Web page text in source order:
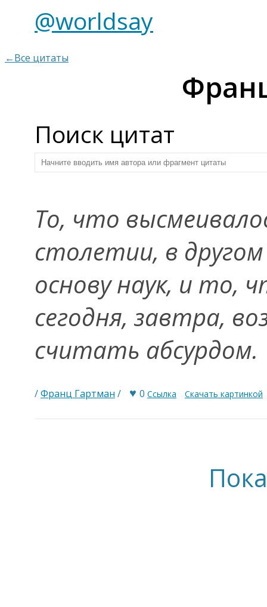
@worldsay
←Все цитаты
Поиск цитат
То, что
столетии, в
основу наук, и то,
сегодня, завтра,
считать абсурдом.
/Франц Гартман / ♥ 0 Ссылка Скачать картинкой